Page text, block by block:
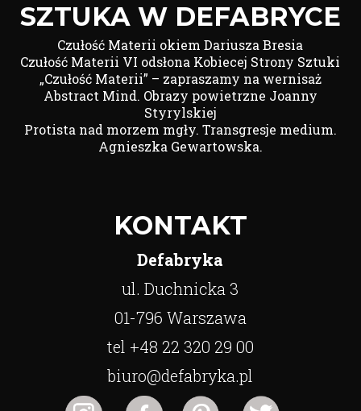
SZTUKA W DEFABRYCE
Czułość Materii okiem Dariusza Bresia
Czułość Materii VI odsłona Kobiecej Strony Sztuki
„Czułość Materii” – zapraszamy na wernisaż
Abstract Mind. Obrazy powietrzne Joanny
Styrylskiej
Protista nad morzem mgły. Transgresje medium.
Agnieszka Gewartowska.
KONTAKT
Defabryka
ul. Duchnicka 3
01-796 Warszawa
tel +48 22 320 29 00
biuro@defabryka.pl